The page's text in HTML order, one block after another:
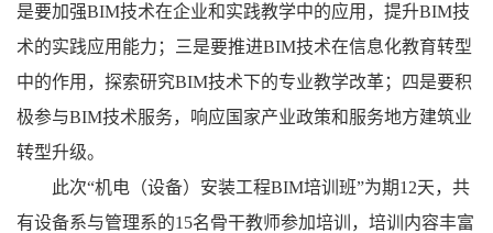
是要加强BIM技术在企业和实践教学中的应用，提升BIM技
术的实践应用能力；三是要推进BIM技术在信息化教育转型
中的作用，探索研究BIM技术下的专业教学改革；四是要积
极参与BIM技术服务，响应国家产业政策和服务地方建筑业
转型升级。
此次“机电（设备）安装工程BIM培训班”为期12天，共
有设备系与管理系的15名骨干教师参加培训，培训内容丰富